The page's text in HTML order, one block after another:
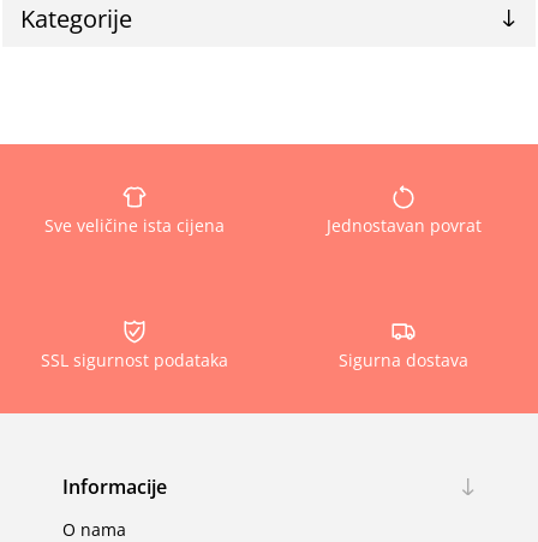
Kategorije
Sve veličine ista cijena Jednostavan povrat
SSL sigurnost podataka Sigurna dostava
Informacije
O nama